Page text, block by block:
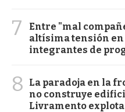
7
Entre "mal
altísima tensión en
integrantes de
8
La paradoja en la
no construye
Livramento